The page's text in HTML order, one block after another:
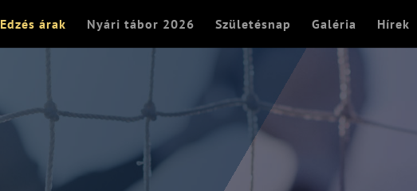
Edzés árak Nyári tábor 2026 Születésnap Galéria Hírek